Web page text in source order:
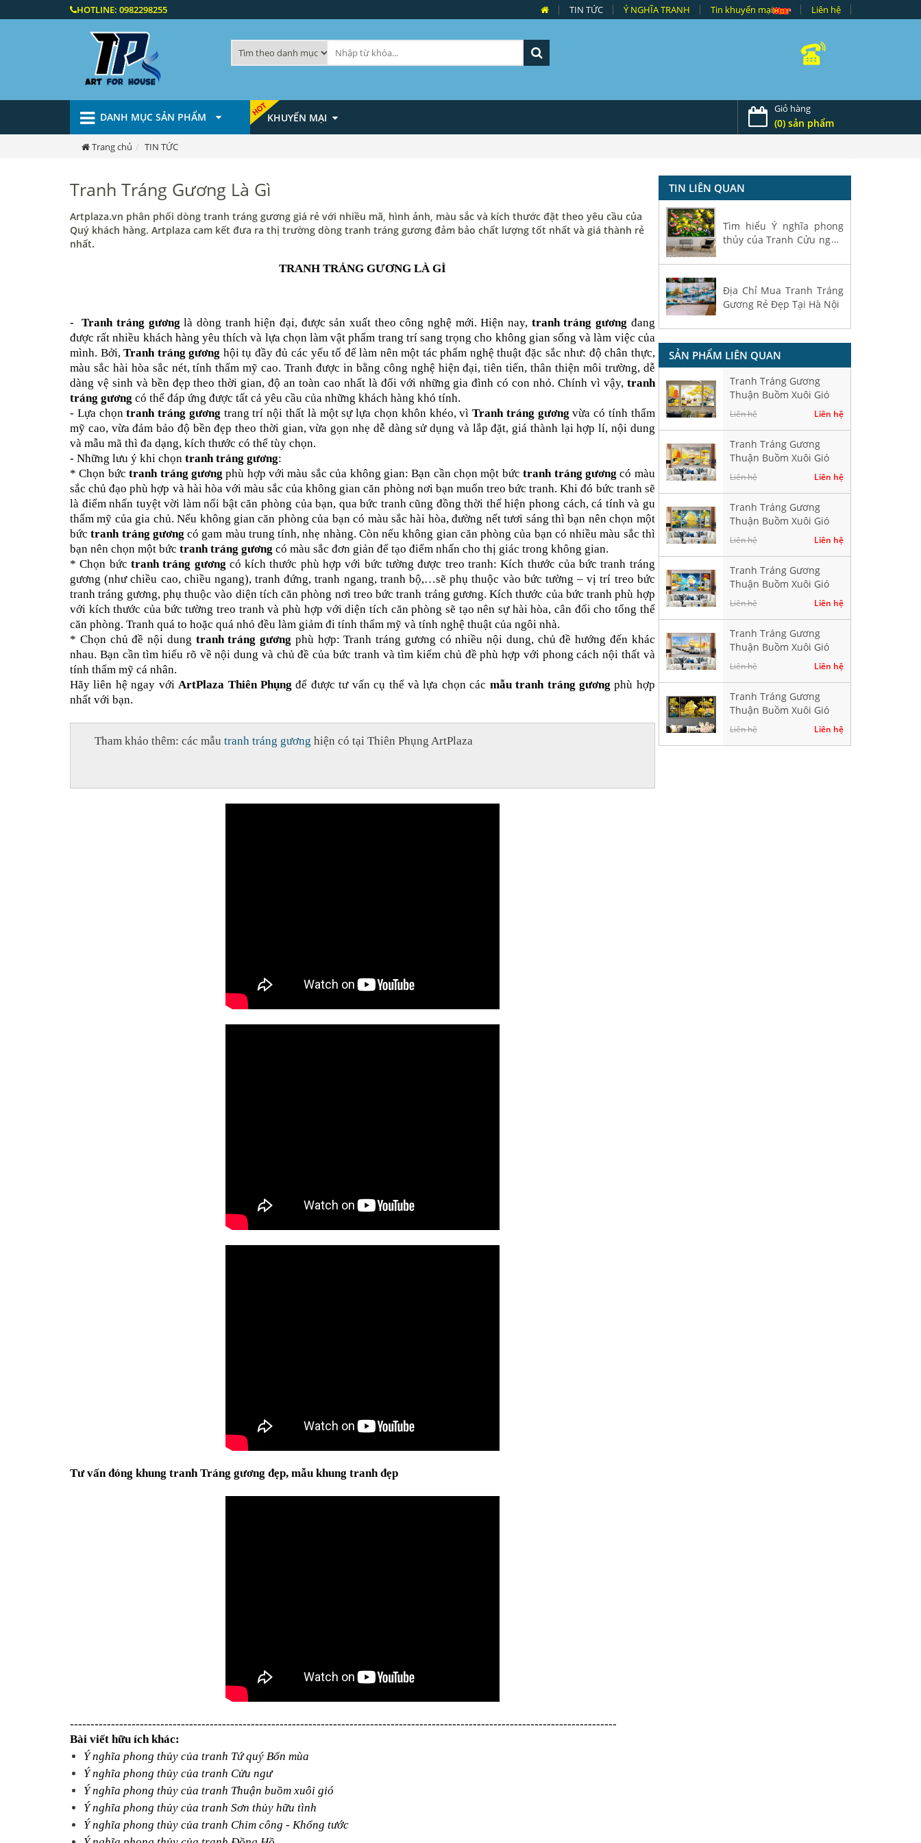
HOTLINE: 0982298255 TIN TỨC Ý NGHĨA TRANH Tin khuyến mại Liên hệ
DANH MỤC SẢN PHẨM KHUYẾN MẠI
Giỏ hàng
(0) sản phẩm
Trang chủ TIN TỨC
Tranh Tráng Gương Là Gì
Artplaza.vn phân phối dòng tranh tráng gương giá rẻ với nhiều mã, hình ảnh, màu sắc và kích thước đặt theo yêu cầu của
Quý khách hàng. Artplaza cam kết đưa ra thị trường dòng tranh tráng gương đảm bảo chất lượng tốt nhất và giá thành rẻ
nhất.
TRANH TRÁNG GƯƠNG LÀ GÌ
-Tranh tráng gương là dòng tranh hiện đại, được sản xuất theo công nghệ mới. Hiện nay, tranh tráng gương đang
được rất nhiều khách hàng yêu thích và lựa chọn làm vật phẩm trang trí sang trọng cho không gian sống và làm việc của
mình. Bởi,Tranh tráng gương hội tụ đầy đủ các yếu tố để làm nên một tác phẩm nghệ thuật đặc sắc như: độ chân thực,
màu sắc hài hòa sắc nét, tính thẩm mỹ cao. Tranh được in bằng công nghệ hiện đại, tiên tiến, thân thiện môi trường, dễ
dàng vệ sinh và bền đẹp theo thời gian, độ an toàn cao nhất là đối với những gia đình có con nhỏ. Chính vì vậy, tranh
tráng gương có thể đáp ứng được tất cả yêu cầu của những khách hàng khó tính.
- Lựa chọntranh tráng gương trang trí nội thất là một sự lựa chọn khôn khéo, vìTranh tráng gương vừa có tính thẩm
mỹ cao, vừa đảm bảo độ bền đẹp theo thời gian, vừa gọn nhẹ dễ dàng sử dụng và lắp đặt, giá thành lại hợp lí, nội dung
và mẫu mã thì đa dạng, kích thước có thể tùy chọn.
- Những lưu ý khi chọn tranh tráng gương:
* Chọn bứctranh tráng gương phù hợp với màu sắc của không gian: Bạn cần chọn một bứctranh tráng gương có màu
sắc chủ đạo phù hợp và hài hòa với màu sắc của không gian căn phòng nơi bạn muốn treo bức tranh. Khi đó bức tranh sẽ
là điểm nhấn tuyệt vời làm nổi bật căn phòng của bạn, qua bức tranh cũng đồng thời thể hiện phong cách, cá tính và gu
thẩm mỹ của gia chủ. Nếu không gian căn phòng của bạn có màu sắc hài hòa, đường nết tươi sáng thì bạn nên chọn một
bứctranh tráng gương có gam màu trung tính, nhẹ nhàng. Còn nếu không gian căn phòng của bạn có nhiều màu sắc thì
bạn nên chọn một bức tranh tráng gương có màu sắc đơn giản để tạo điểm nhấn cho thị giác trong không gian.
* Chọn bức tranh tráng gương có kích thước phù hợp với bức tường được treo tranh: Kích thước của bức tranh tráng
gương (như chiều cao, chiều ngang), tranh đứng, tranh ngang, tranh bộ,…sẽ phụ thuộc vào bức tường – vị trí treo bức
tranh tráng gương, phụ thuộc vào diện tích căn phòng nơi treo bức tranh tráng gương. Kích thước của bức tranh phù hợp
với kích thước của bức tường treo tranh và phù hợp với diện tích căn phòng sẽ tạo nên sự hài hòa, cân đối cho tổng thể
căn phòng. Tranh quá to hoặc quá nhỏ đều làm giảm đi tính thẩm mỹ và tính nghệ thuật của ngôi nhà.
* Chọn chủ đề nội dung tranh tráng gương phù hợp: Tranh tráng gương có nhiều nội dung, chủ đề hướng đến khác
nhau. Bạn cần tìm hiểu rõ về nội dung và chủ đề của bức tranh và tìm kiếm chủ đề phù hợp với phong cách nội thất và
tính thẩm mỹ cá nhân.
Hãy liên hệ ngay vớiArtPlaza Thiên Phụng để được tư vấn cụ thể và lựa chọn các mẫu tranh tráng gương phù hợp
nhất với bạn.
Tham khảo thêm: các mẫu tranh tráng gương hiện có tại Thiên Phụng ArtPlaza
Tư vấnđóng khung tranh Tráng gương đẹp, mẫu khung tranh đẹp
-------------------------------------------------------------------------------------------------------------------------------------
Bài viết hữu ích khác:
Ý nghĩa phong thủy của tranh Tứ quý Bốn mùa
Ý nghĩa phong thủy của tranh Cửu ngư
Ý nghĩa phong thủy của tranh Thuận buồm xuôi gió
Ý nghĩa phong thủy của tranh Sơn thủy hữu tình
Ý nghĩa phong thủy của tranh Chim công - Khổng tước
TIN LIÊN QUAN
Tìm hiểu Ý nghĩa phong
thủy của Tranh Cửu ngư -
Địa Chỉ Mua Tranh Tráng
Gương Rẻ Đẹp Tại Hà Nội
SẢN PHẨM LIÊN QUAN
Tranh Tráng Gương
Thuận Buồm Xuôi Gió
Hiện Đại HD40276
Liên hệ Liên hệ
Tranh Tráng Gương
Thuận Buồm Xuôi Gió
Hiện Đại HD40282
Liên hệ Liên hệ
Tranh Tráng Gương
Thuận Buồm Xuôi Gió
Hiện Đại HD40384
Liên hệ Liên hệ
Tranh Tráng Gương
Thuận Buồm Xuôi Gió
Hiện Đại HD41520
Liên hệ Liên hệ
Tranh Tráng Gương
Thuận Buồm Xuôi Gió
Hiện Đại TK897
Liên hệ Liên hệ
Tranh Tráng Gương
Thuận Buồm Xuôi Gió
Hiện Đại TK102
Liên hệ Liên hệ